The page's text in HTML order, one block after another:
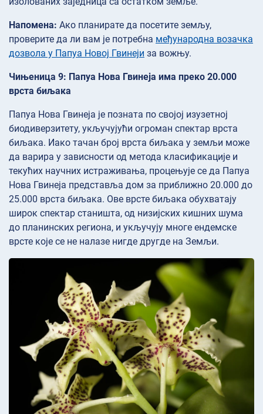
Напомена: Ако планирате да посетите земљу,
проверите да ли вам је потребна међународна возачка
дозвола у Папуа Новој Гвинеји за вожњу.
Чињеница 9: Папуа Нова Гвинеја има преко 20.000
врста биљака
Папуа Нова Гвинеја је позната по својој изузетној
биодиверзитету, укључујући огроман спектар врста
биљака. Иако тачан број врста биљака у земљи може
да варира у зависности од метода класификације и
текућих научних истраживања, процењује се да Папуа
Нова Гвинеја представља дом за приближно 20.000 до
25.000 врста биљака. Ове врсте биљака обухватају
широк спектар станишта, од низијских кишних шума
до планинских региона, и укључују многе ендемске
врсте које се не налазе нигде другде на Земљи.